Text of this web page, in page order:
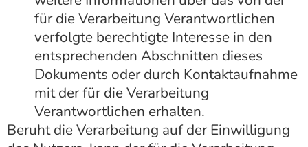
für die Verarbeitung Verantwortlichen
verfolgte berechtigte Interesse in den
entsprechenden Abschnitten dieses
Dokuments oder durch Kontaktaufnahme
mit der für die Verarbeitung
Verantwortlichen erhalten.
Beruht die Verarbeitung auf der Einwilligung